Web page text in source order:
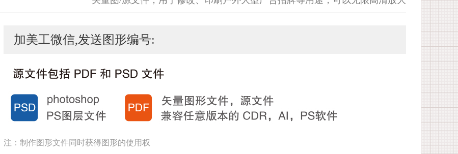
加美工微信,发送图形编号:
注：制作图形文件同时获得图形的使用权